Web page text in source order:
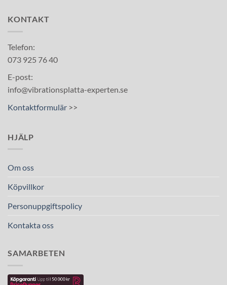
KONTAKT
Telefon:
073 925 76 40
E-post:
info@vibrationsplatta-experten.se
Kontaktformulär >>
HJÄLP
Om oss
Köpvillkor
Personuppgiftspolicy
Kontakta oss
SAMARBETEN